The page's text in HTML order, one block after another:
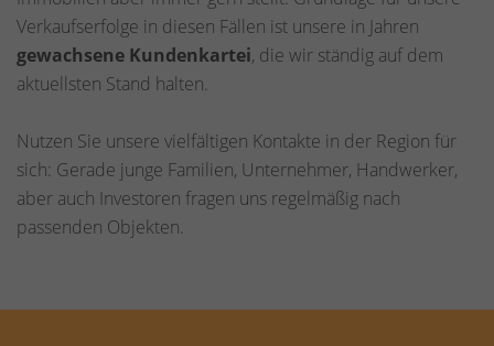
Verkaufserfolge in diesen Fällen ist unsere in Jahren
gewachsene Kundenkartei, die wir ständig auf dem
aktuellsten Stand halten.
Nutzen Sie unsere vielfältigen Kontakte in der Region für
sich: Gerade junge Familien, Unternehmer, Handwerker,
aber auch Investoren fragen uns regelmäßig nach
passenden Objekten.